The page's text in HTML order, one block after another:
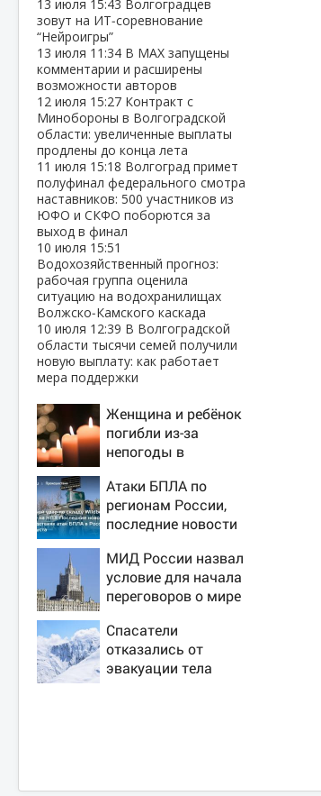
13 июля 15:43 Волгоградцев
зовут на ИТ‑соревнование
“Нейроигры”
13 июля 11:34 В МАХ запущены
комментарии и расширены
возможности авторов
12 июля 15:27 Контракт с
Минобороны в Волгоградской
области: увеличенные выплаты
продлены до конца лета
11 июля 15:18 Волгоград примет
полуфинал федерального смотра
наставников: 500 участников из
ЮФО и СКФО поборются за
выход в финал
10 июля 15:51
Водохозяйственный прогноз:
рабочая группа оценила
ситуацию на водохранилищах
Волжско‑Камского каскада
10 июля 12:39 В Волгоградской
области тысячи семей получили
новую выплату: как работает
мера поддержки
Женщина и ребёнок
погибли из-за
непогоды в
Атаки БПЛА по
регионам России,
последние новости
последствия, атаки
на склады
Wildberries,
пострадавших
МИД России назвал
условие для начала
переговоров о мире
Спасатели
отказались от
эвакуации тела